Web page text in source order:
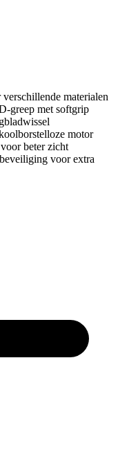
materialen
greep met softgrip
motor
beter zicht
voor extra